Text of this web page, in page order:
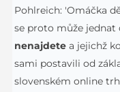
Pohlreich: 'Omáčka
se proto může jednat
nenajdete a jejichž
sami postavili od
slovenském online